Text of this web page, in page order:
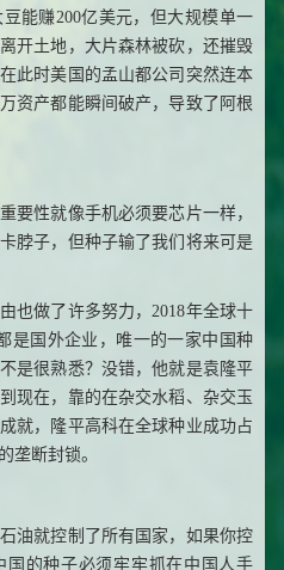
能赚200亿美元，但大规模单一
开土地，大片森林被砍，还摧毁
此时美国的孟山都公司突然连本
资产都能瞬间破产，导致了阿根
要性就像手机必须要芯片一样，
脖子，但种子输了我们将来可是
也做了许多努力，2018年全球十
是国外企业，唯一的一家中国种
是很熟悉？没错，他就是袁隆平
现在，靠的在杂交水稻、杂交玉
就，隆平高科在全球种业成功占
垄断封锁。
油就控制了所有国家，如果你控
的种子必须牢牢抓在中国人手